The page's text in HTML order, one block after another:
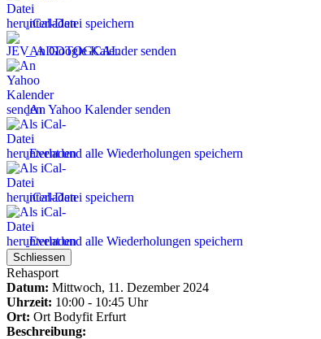
iCal-Datei speichern
An Google Kalender senden
An Yahoo Kalender senden
Event und alle Wiederholungen speichern
iCal-Datei speichern
Event und alle Wiederholungen speichern
Schliessen
Rehasport
Datum: Mittwoch, 11. Dezember 2024
Uhrzeit: 10:00 - 10:45 Uhr
Ort: Ort Bodyfit Erfurt
Beschreibung: